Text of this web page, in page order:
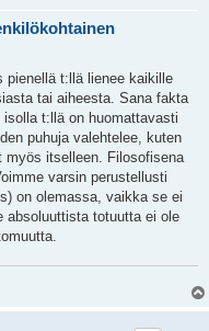
pienellä t:llä lienee kaikille
tai aiheesta. Sana fakta
t:llä on huomattavasti
puhuja valehtelee, kuten
myös itselleen. Filosofisena
varsin perustellusti
on olemassa, vaikka se ei
absoluuttista totuutta ei ole